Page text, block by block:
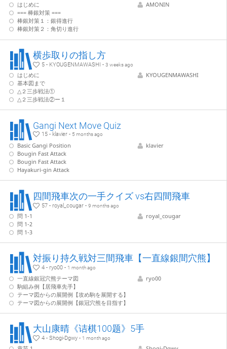
はじめに
=== 棒銀対策 ===
棒銀対策１：銀得進行
棒銀対策２：角切り進行
AMONIN
横歩取りの指し方
5 - KYOUGENMAWASHI -3 weeks ago
はじめに
基本図まで
△２三歩戦法①
△２三歩戦法②ー１
KYOUGENMAWASHI
Gangi Next Move Quiz
15 - klavier - 5 months ago
Basic Gangi Position
Bougin Fast Attack
Bougin Fast Attack
Hayakuri-gin Attack
klavier
四間飛車次の一手クイズ vs右四間飛車
57 - royal_cougar -9 months ago
問 1-1
問 1-2
問 1-3
royal_cougar
対振り持久戦対三間飛車【一直線銀間穴熊】
4 - ryo00 - 1 month ago
一直線銀冠穴熊テーマ図
駒組み例【居飛車先手】
テーマ図からの展開例【攻め駒を展開する】
テーマ図からの展開例【銀冠穴熊を目指す】
ryo00
大山康晴《诘棋100题》5手
4 - Shogi-Dgwy - 1 month ago